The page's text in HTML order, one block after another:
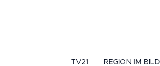
TV21 REGION IM BILD